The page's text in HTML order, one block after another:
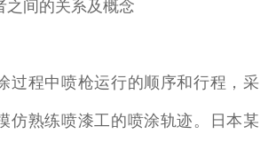
之间的关系及概念
过程中喷枪运行的顺序和行程，采
仿熟练喷漆工的喷涂轨迹。日本某